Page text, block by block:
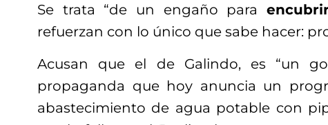
Se trata “de un engaño para
refuerzan con lo único que sabe hacer:
Acusan que el de Galindo, es “un
propaganda que hoy anuncia un
abastecimiento de agua potable con